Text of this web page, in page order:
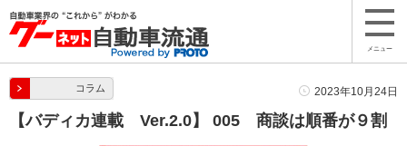
メニュー
コラム 2023年10月24日
【バディカ連載 Ver.2.0】 005 商談は順番が９割